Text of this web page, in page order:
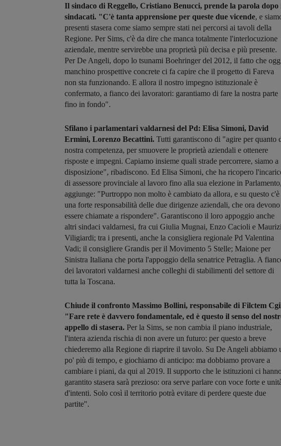
Il sindaco di Reggello, Cristiano Benucci, prende la parola dopo
sindacati. "C'è tanta apprensione per queste due vicende, e
presenti stasera come siamo sempre stati nei percorsi ai tavoli della
Regione. Per Sims, c'è da dire che manca totalmente l'interlocuzione
aziendale, mentre servirebbe una proprietà più decisa e più presente.
Per De Angeli, dopo lo tsunami Boehringer del 2012, il fatto che
manchino prospettive concrete ci fa capire che il progetto di Fareva
non sta funzionando. E allora il nostro impegno istituzionale è
confermato, a fianco dei lavoratori: garantiamo di fare la nostra parte
fino in fondo".
Sfilano i parlamentari valdarnesi del Pd: Elisa Simoni, David
Ermini, Lorenzo Becattini. Tutti garantiscono di "agire per quanto
nostra competenza, per smuovere le proprietà aziendali e ottenere
risposte e impegni. Capiamo insieme quali strade percorrere, siamo a
disposizione", ribadiscono. Ed Elisa Simoni, che ha ricopero
di assessore provinciale al lavoro fino alla sua elezione in Parlamento,
aggiunge: "Purtroppo non molto è cambiato da allora, e su questo c'è
una forte responsabilità delle due dirigenze aziendali, che ora devono
essere chiamate a rispondere". Garantiscono il loro appoggio anche
altri sindaci valdarnesi, fra cui Giulia Mugnai, Enzo Cacioli e
Viligiardi; tra i presenti, anche la consigliera regionale Pd Valentina
Vadi; il consigliere Grandis per il Movimento 5 Stelle; Maione per
Sinistra Italiana che porta l'appoggio della senatrice Petraglia. A
dei lavoratori valdarnesi anche colleghi di stabilimenti del settore di
tutta la Toscana.
Chiude il confronto Massimo Bollini, responsabile di Filctem
"Fare rete è davvero fondamentale, ed è questo il senso del
appello di stasera. Per la Sims, se non cambia il piano industriale,
l'intera azienda rischia di non avere un futuro: per questo a breve
chiederemo alla Regione di riaprire il tavolo. Su De Angeli abbiamo
po' più di tempo, e giochiamo di anticipo: ma dobbiamo provare a
cambiare i piani, da qui al 2019. Il supporto che le istituzioni ci
garantito stasera sarà prezioso: ora serve parlare con voce forte e
d'intenti. Solo così il territorio potrà evitare di perdere queste due
partite".